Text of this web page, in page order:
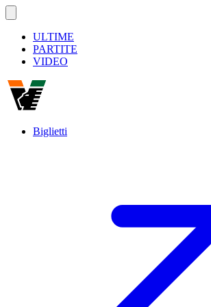
ULTIME
PARTITE
VIDEO
Biglietti